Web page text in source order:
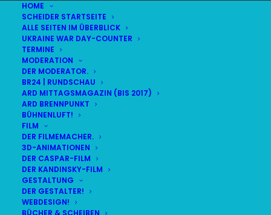
HOME
SCHEIDER STARTSEITE
ALLE SEITEN IM ÜBERBLICK
UKRAINE WAR DAY-COUNTER
TERMINE
MODERATION
DER MODERATOR.
BR24 | RUNDSCHAU
ARD MITTAGSMAGAZIN (BIS 2017)
ARD BRENNPUNKT
BÜHNENLUFT!
FILM
DER FILMEMACHER.
3D-ANIMATIONEN
DER CASPAR-FILM
DER KANDINSKY-FILM
GESTALTUNG
DER GESTALTER!
WEBDESIGN!
BÜCHER & SCHEIBEN
© STEFAN SCHEIDER
LIVE(alle Termine